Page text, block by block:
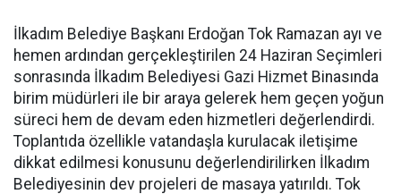
İlkadım Belediye Başkanı Erdoğan Tok Ramazan ayı ve
hemen ardından gerçekleştirilen 24 Haziran Seçimleri
sonrasında İlkadım Belediyesi Gazi Hizmet Binasında
birim müdürleri ile bir araya gelerek hem geçen yoğun
süreci hem de devam eden hizmetleri değerlendirdi.
Toplantıda özellikle vatandaşla kurulacak iletişime
dikkat edilmesi konusunu değerlendirilirken İlkadım
Belediyesinin dev projeleri de masaya yatırıldı. Tok